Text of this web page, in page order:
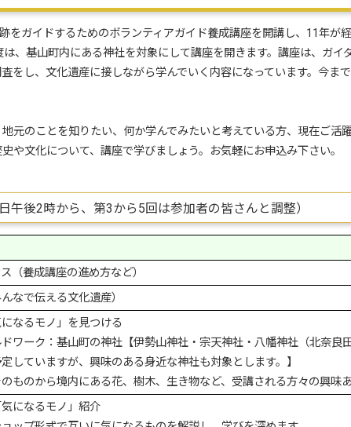
ガイドするためのボランティアガイド養成講座を開講し、11年が
、基山町内にある神社を対象にして講座を開きます。講座は、ガイ
をし、文化遺産に接しながら学んでいく内容になっています。今ま
元のことを知りたい、何か学んでみたいと考えている方、現在ご活
や文化について、講座で学びましょう。お気軽にお申込み下さい。
午後2時から、第3から5回は参加者の皆さんと調整）
（養成講座の進め方など）
なで伝える文化遺産）
になるモノ」を見つける
ドワーク：基山町の神社【伊勢山神社・宗天神社・八幡神社（北奈良
していますが、興味のある身近な神社も対象とします。】
ものから境内にある花、樹木、生き物など、受講される方々の興味
になるモノ」紹介